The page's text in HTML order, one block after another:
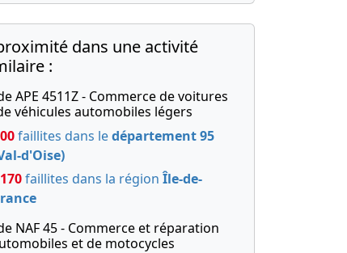
dans une activité
:
APE 4511Z - Commerce de voitures
véhicules automobiles légers
faillites dans ledépartement 95
d'Oise)
faillites dans la région Île-de-
NAF 45 - Commerce et réparation
et de motocycles